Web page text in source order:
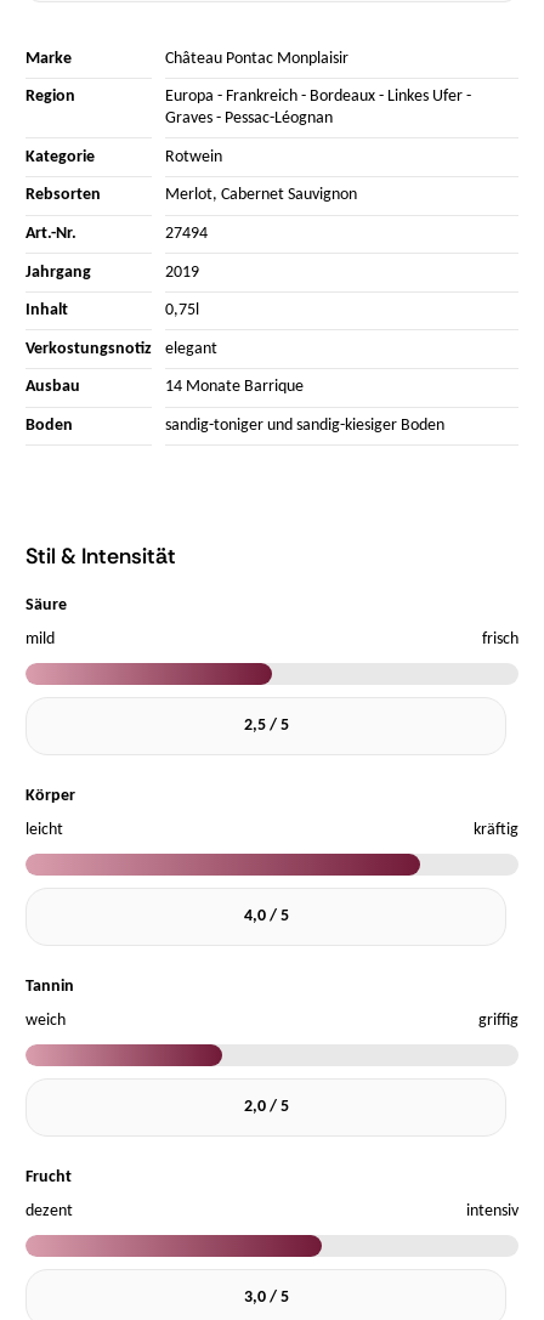
Marke Château Pontac Monplaisir
Region Europa - Frankreich- Bordeaux- Linkes Ufer-
Graves- Pessac-Léognan
Kategorie Rotwein
Rebsorten Merlot, Cabernet Sauvignon
Art.-Nr. 27494
Jahrgang 2019
Inhalt 0,75l
Verkostungsnotiz elegant
Ausbau 14 Monate Barrique
Boden sandig-toniger und sandig-kiesiger Boden
Stil & Intensität
Säure
mild
frisch
2,5 / 5
Körper
leicht
kräftig
4,0 / 5
Tannin
weich
griffig
2,0 / 5
Frucht
dezent
intensiv
3,0 / 5